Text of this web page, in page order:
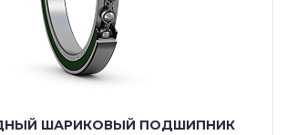
ШАРИКОВЫЙ ПОДШИПНИК